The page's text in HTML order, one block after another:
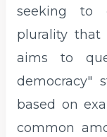
seeking to
plurality that
aims to
democracy"
based on
common